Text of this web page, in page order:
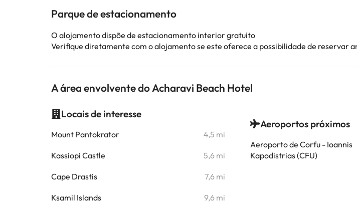
Parque de estacionamento
O alojamento dispõe de estacionamento interior gratuito
Verifique diretamente com o alojamento se este oferece a possibilidade de reservar
A área envolvente do Acharavi Beach Hotel
Locais de interesse
Mount Pantokrator 4,5 mi
Kassiopi Castle 5,6 mi
Cape Drastis 7,6 mi
Ksamil Islands 9,6 mi
Aeroportos próximos
Aeroporto de Corfu - Ioannis
Kapodistrias (CFU)